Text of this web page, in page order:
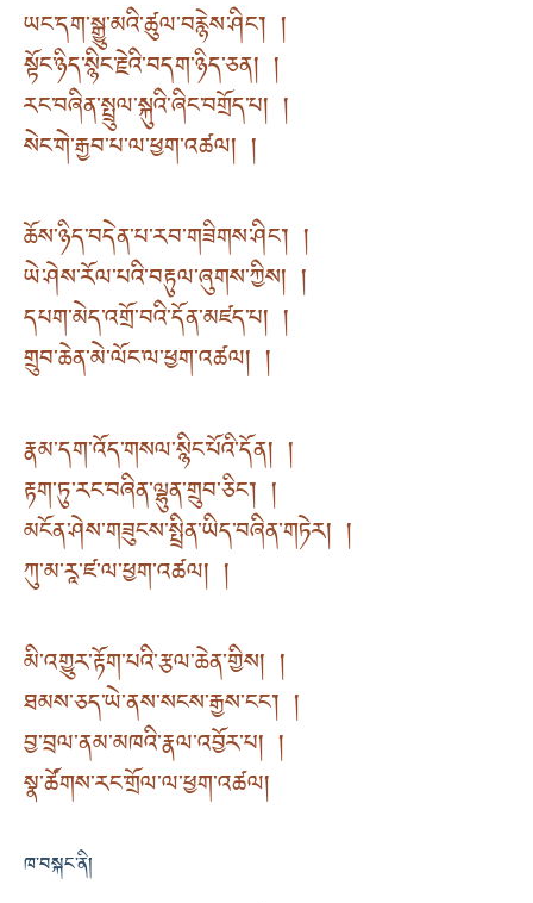
ཡང་དག་སྒྱུ་མའི་ཚུལ་བརྙེས་ཤིང༌། །
སྟོང་ཉིད་སྙིང་རྗེའི་བདག་ཉིད་ཅན། །
རང་བཞིན་སྤྲུལ་སྐུའི་ཞིང་བགྲོད་པ། །
སེང་གེ་རྒྱབ་པ་ལ་ཕྱག་འཚལ། །
ཆོས་ཉིད་བདེན་པ་རབ་གཟིགས་ཤིང༌། །
ཡེ་ཤེས་རོལ་པའི་བརྟུལ་ཞུགས་ཀྱིས། །
དཔག་མེད་འགྲོ་བའི་དོན་མཛད་པ། །
གྲུབ་ཆེན་མེ་ལོང་ལ་ཕྱག་འཚལ། །
རྣམ་དག་འོད་གསལ་སྙིང་པོའི་དོན། །
རྟག་ཏུ་རང་བཞིན་ལྷུན་གྲུབ་ཅིང༌། །
མངོན་ཤེས་གཟུངས་སྤྲིན་ཡིད་བཞིན་གཏེར། །
ཀུ་མ་རཱ་ཛ་ལ་ཕྱག་འཚལ། །
མི་འགྱུར་རྟོག་པའི་རྩལ་ཆེན་གྱིས། །
ཐམས་ཅད་ཡེ་ནས་སངས་རྒྱས་ངང༌། །
བྱ་བྲལ་ནམ་མཁའི་རྣལ་འབྱོར་པ། །
སྣ་ཚོགས་རང་གྲོལ་ལ་ཕྱག་འཚལ།
ཁ་བསྐང་ནི།